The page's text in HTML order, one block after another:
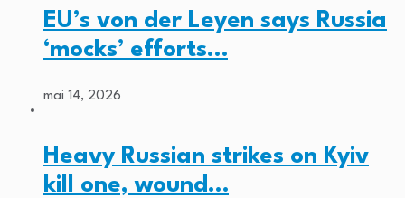
EU’s von der Leyen says Russia
‘mocks’ efforts…
mai 14, 2026
Heavy Russian strikes on Kyiv
kill one, wound…